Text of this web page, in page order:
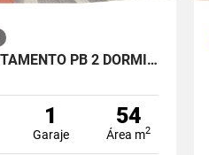
EN ALQUILER DEPARTAMENTO PB 2 DORMITORIOS VILLA DEL REY (JKCAL)
1
Garaje
54
Área m2